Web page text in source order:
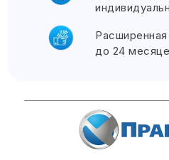
Расширенная
до 24